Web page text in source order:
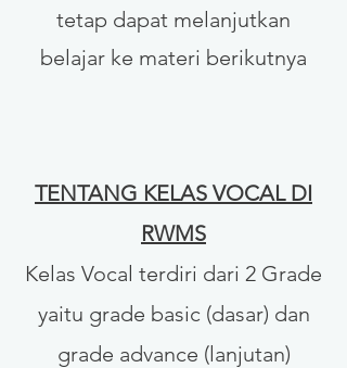
tetap dapat melanjutkan
belajar ke materi berikutnya
TENTANG KELAS VOCAL DI
RWMS
Kelas Vocal terdiri dari 2 Grade
yaitu grade basic (dasar) dan
grade advance (lanjutan)